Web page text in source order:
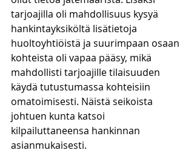
tarjoajilla oli mahdollisuus kysyä
hankintayksiköltä lisätietoja
huoltoyhtiöistä ja suurimpaan osaan
kohteista oli vapaa pääsy, mikä
mahdollisti tarjoajille tilaisuuden
käydä tutustumassa kohteisiin
omatoimisesti. Näistä seikoista
johtuen kunta katsoi
kilpailuttaneensa hankinnan
asianmukaisesti.